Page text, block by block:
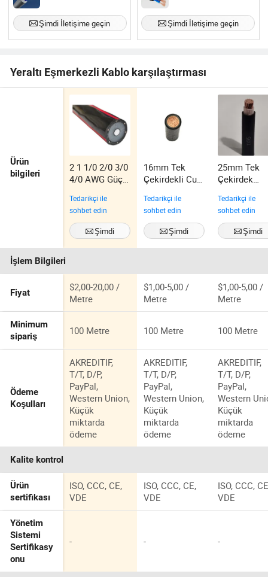
Şimdi İletişime geçin Şimdi İletişime geçin
Yeraltı Eşmerkezli Kablo karşılaştırması
Ürün
bilgileri
2 1 1/0 2/0 3/0
4/0 AWG Güç
Tedarikçi ile
sohbet edin
Şimdi
İletişime geçin
16mm Tek
Çekirdekli Cu
Ttu Bakır Yjv
XLPE Kablo
Tedarikçi ile
sohbet edin
Şimdi
İletişime geçin
25mm Tek
Çekirdek
XLPE Güç
Elektrik Ttu
Bakır Kablo
Tedarikçi ile
sohbet edin
Şimdi
İletişime
İşlem Bilgileri
Fiyat
$2,00-20,00 /
Metre
$1,00-5,00 /
Metre
$1,00-5,00 /
Metre
Minimum
sipariş
100 Metre 100 Metre 100 Metre
Ödeme
Koşulları
AKREDITIF,
T/T, D/P,
PayPal,
Western Union,
Küçük
miktarda
ödeme
AKREDITIF,
T/T, D/P,
PayPal,
Western Union,
Küçük
miktarda
ödeme
AKREDITIF,
T/T, D/P,
PayPal,
Western
Küçük
miktarda
ödeme
Kalite kontrol
Ürün
sertifikası
ISO, CCC, CE,
VDE
ISO, CCC, CE,
VDE
ISO, CCC,
VDE
Yönetim
Sistemi
Sertifikasy
onu
- - -